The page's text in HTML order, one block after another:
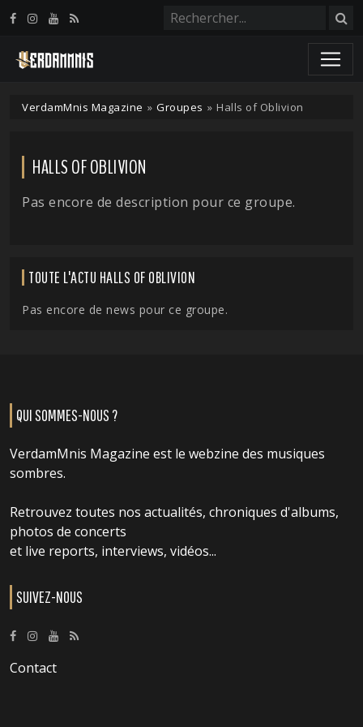
VerdamMnis Magazine » Groupes » Halls of Oblivion
HALLS OF OBLIVION
Pas encore de description pour ce groupe.
TOUTE L'ACTU HALLS OF OBLIVION
Pas encore de news pour ce groupe.
QUI SOMMES-NOUS ?
VerdamMnis Magazine est le webzine des musiques
sombres.
Retrouvez toutes nos actualités, chroniques d'albums,
photos de concerts
et live reports, interviews, vidéos...
SUIVEZ-NOUS
Contact
Panneau de gestion des cookies